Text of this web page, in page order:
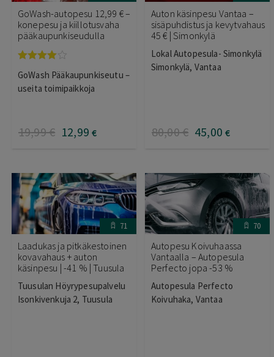
GoWash-autopesu 12,99 € –
konepesu ja kiillotusvaha
pääkaupunkiseudulla
tuotteesta:
3.95/ 5
GoWash Pääkaupunkiseutu –
useita toimipaikkoja
19,99€ 12,99 €
Auton käsinpesu Vantaa –
sisäpuhdistus ja kevytvahaus
45 € | Simonkylä
Lokal Autopesula- Simonkylä
Simonkylä, Vantaa
80,00€ 45,00 €
71
Laadukas ja pitkäkestoinen
kovavahaus + auton
käsinpesu | -41 % | Tuusula
Tuusulan Höyrypesupalvelu
Isonkivenkuja 2, Tuusula
70
Autopesu Koivuhaassa
Vantaalla – Autopesula
Perfecto jopa -53 %
Autopesula Perfecto
Koivuhaka, Vantaa